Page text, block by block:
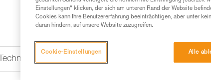
Technische Informationen
Einstellungen“ klicken, der sich am unteren Rand der Website
Cookies kann Ihre Benutzererfahrung beeinträchtigen, aber unter
daran hindern, auf unsere Website zuzugreifen.
Alle
Cookie-Einstellungen